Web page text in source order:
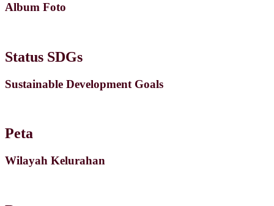
Album Foto
Status SDGs
Sustainable Development Goals
Peta
Wilayah Kelurahan